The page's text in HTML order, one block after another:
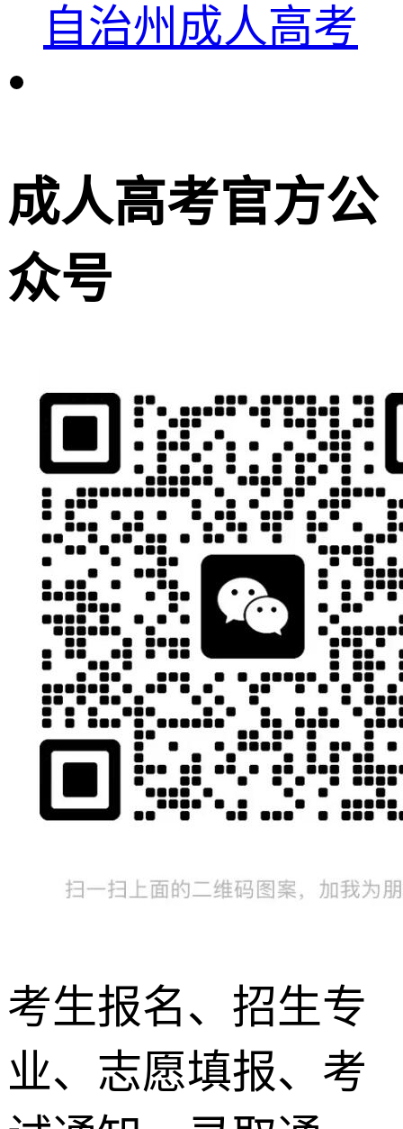
自治州成人高考
成人高考官方公
众号
考生报名、招生专
业、志愿填报、考